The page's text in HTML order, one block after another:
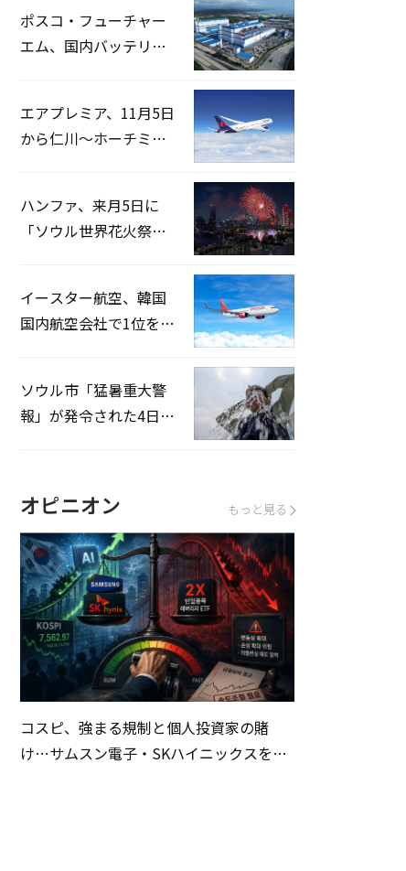
ポスコ・フューチャー
エム、国内バッテリー
エアプレミア、11月5日
から仁川〜ホーチミン
ハンファ、来月5日に
「ソウル世界花火祭り
イースター航空、韓国
国内航空会社で1位を記
ソウル市「猛暑重大警
報」が発令された4日、
オピニオン もっと見る
コスピ、強まる規制と個人投資家の賭
け…サムスン電子・SKハイニックスを巡